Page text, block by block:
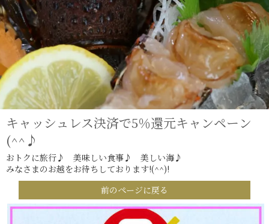
キャッシュレス決済で5％還元キャンペーン
(^^♪
おトクに旅行♪ 美味しい食事♪ 美しい海♪
みなさまのお越をお待ちしております!(^^)!
前のページに戻る